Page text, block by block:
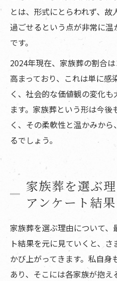
とは、形式にとらわれず、
過ごせるという点が非常に
です。
2024年現在、家族葬の割合
高まっており、これは単に感
く、社会的な価値観の変化
ます。家族葬という形は今
く、その柔軟性と温かみか
るでしょう。
家族葬を選ぶ
アンケート結果
家族葬を選ぶ理由について、
ト結果を元に見ていくと、
かび上がってきます。私自身
あり、そこには各家族が抱